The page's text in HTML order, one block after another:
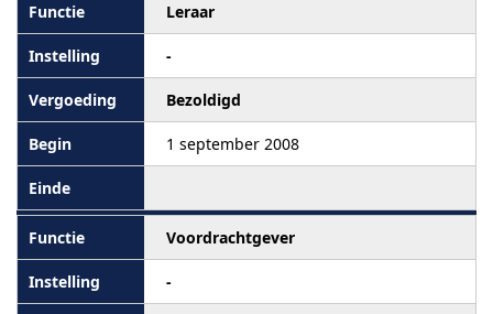
Leraar
-
Bezoldigd
1 september 2008
Voordrachtgever
-